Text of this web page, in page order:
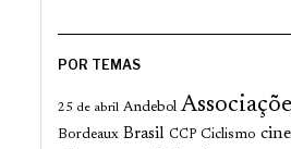
POR TEMAS
25 de abril Andebol
Bordeaux Brasil CCP Ciclismo